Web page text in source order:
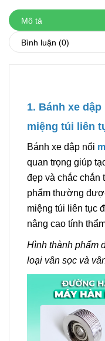
Mô tả
Bình luận (0)
1. Bánh xe
miệng túi liên
Bánh xe dập nổi
quan trọng giúp
đẹp và chắc chắn
phẩm thường
miệng túi liên tục
nâng cao tính
Hình thành phẩm
loại vân sọc và